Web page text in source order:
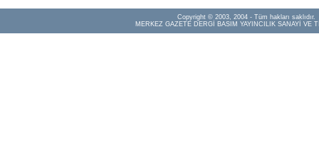
Copyright © 2003, 2004 - Tüm hakları saklıdır.
MERKEZ GAZETE DERGİ BASIM YAYINCILIK SANAYİ VE